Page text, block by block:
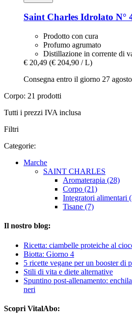
Saint Charles Idrolato N°
Prodotto con cura
Profumo agrumato
Distillazione in corrente di
€ 20,49 (€ 204,90 / L)
Consegna entro il giorno 27 agosto
Corpo: 21 prodotti
Tutti i prezzi IVA inclusa
Filtri
Categorie:
Marche
SAINT CHARLES
Aromaterapia (28)
Corpo (21)
Integratori alimentari
Tisane (7)
Il nostro blog:
Ricetta: ciambelle proteiche al
Biotta: Giorno 4
5 ricette vegane per un booster di
Stili di vita e diete alternative
Spuntino post-allenamento:
neri
Scopri VitalAbo: